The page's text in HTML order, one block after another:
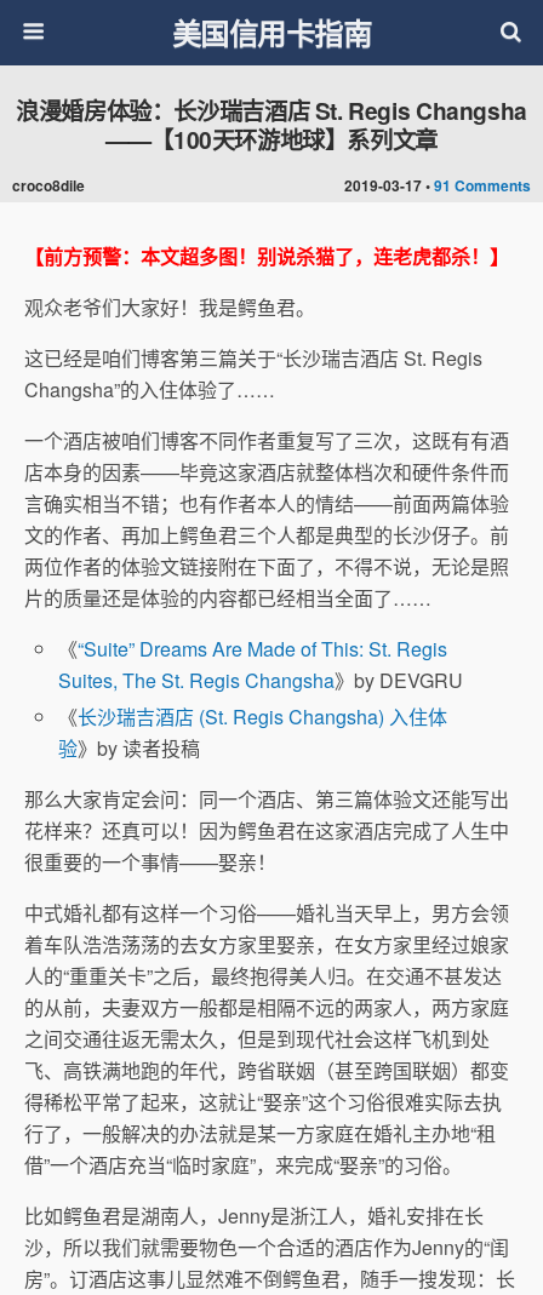
美国信用卡指南
2019-03-17 •91 Comments
浪漫婚房体验：长沙瑞吉酒店 St. Regis Changsha
——【100天环游地球】系列文章
croco8dile
【前方预警：本文超多图！别说杀猫了，连老虎都杀！】
观众老爷们大家好！我是鳄鱼君。
这已经是咱们博客第三篇关于“长沙瑞吉酒店 St. Regis
Changsha”的入住体验了……
一个酒店被咱们博客不同作者重复写了三次，这既有有酒
店本身的因素——毕竟这家酒店就整体档次和硬件条件而
言确实相当不错；也有作者本人的情结——前面两篇体验
文的作者、再加上鳄鱼君三个人都是典型的长沙伢子。前
两位作者的体验文链接附在下面了，不得不说，无论是照
片的质量还是体验的内容都已经相当全面了……
《“Suite” Dreams Are Made of This: St. Regis
Suites, The St. Regis Changsha》by DEVGRU
《长沙瑞吉酒店 (St. Regis Changsha) 入住体
验》by 读者投稿
那么大家肯定会问：同一个酒店、第三篇体验文还能写出
花样来？还真可以！因为鳄鱼君在这家酒店完成了人生中
很重要的一个事情——娶亲！
中式婚礼都有这样一个习俗——婚礼当天早上，男方会领
着车队浩浩荡荡的去女方家里娶亲，在女方家里经过娘家
人的“重重关卡”之后，最终抱得美人归。在交通不甚发达
的从前，夫妻双方一般都是相隔不远的两家人，两方家庭
之间交通往返无需太久，但是到现代社会这样飞机到处
飞、高铁满地跑的年代，跨省联姻（甚至跨国联姻）都变
得稀松平常了起来，这就让“娶亲”这个习俗很难实际去执
行了，一般解决的办法就是某一方家庭在婚礼主办地“租
借”一个酒店充当“临时家庭”，来完成“娶亲”的习俗。
比如鳄鱼君是湖南人，Jenny是浙江人，婚礼安排在长
沙，所以我们就需要物色一个合适的酒店作为Jenny的“闺
房”。订酒店这事儿显然难不倒鳄鱼君，随手一搜发现：长